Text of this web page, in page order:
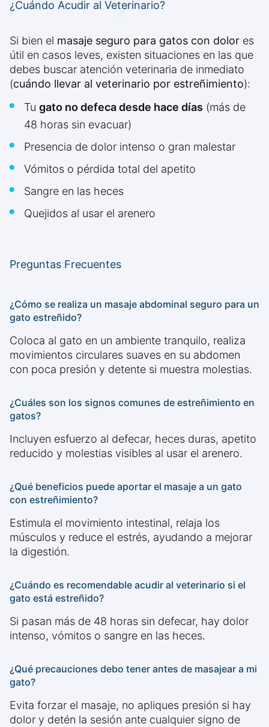
¿Cuándo Acudir al Veterinario?
Si bien el masaje seguro para gatos con dolor es
útil en casos leves, existen situaciones en las que
debes buscar atención veterinaria de inmediato
(cuándo llevar al veterinario por estreñimiento):
Tu gato no defeca desde hace días (más de
48 horas sin evacuar)
Presencia de dolor intenso o gran malestar
Vómitos o pérdida total del apetito
Sangre en las heces
Quejidos al usar el arenero
Preguntas Frecuentes
¿Cómo se realiza un masaje abdominal seguro para un
gato estreñido?
Coloca al gato en un ambiente tranquilo, realiza
movimientos circulares suaves en su abdomen
con poca presión y detente si muestra molestias.
¿Cuáles son los signos comunes de estreñimiento en
gatos?
Incluyen esfuerzo al defecar, heces duras, apetito
reducido y molestias visibles al usar el arenero.
¿Qué beneficios puede aportar el masaje a un gato
con estreñimiento?
Estimula el movimiento intestinal, relaja los
músculos y reduce el estrés, ayudando a mejorar
la digestión.
¿Cuándo es recomendable acudir al veterinario si el
gato está estreñido?
Si pasan más de 48 horas sin defecar, hay dolor
intenso, vómitos o sangre en las heces.
¿Qué precauciones debo tener antes de masajear a mi
gato?
Evita forzar el masaje, no apliques presión si hay
dolor y detén la sesión ante cualquier signo de